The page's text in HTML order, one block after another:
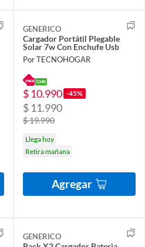
GENERICO
Cargador Portátil Plegable
Solar 7w Con Enchufe Usb
Por TECNOHOGAR
$ 10.990 -45%
$ 11.990
$ 19.990
Llega hoy
Retira mañana
Agregar
GENERICO